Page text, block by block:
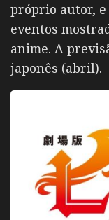
próprio autor,
eventos
anime. A
japonês (abril).